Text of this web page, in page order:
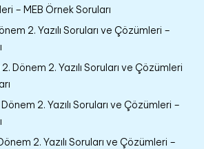
– MEB Örnek Soruları
2. Yazılı Soruları ve Çözümleri –
2. Dönem 2. Yazılı Soruları ve Çözümleri
Dönem 2. Yazılı Soruları ve Çözümleri –
2. Yazılı Soruları ve Çözümleri –